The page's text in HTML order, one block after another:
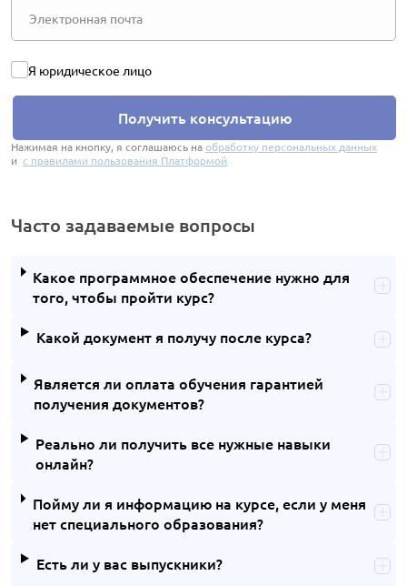
Я юридическое лицо
Получить консультацию
Нажимая на кнопку, я соглашаюсь наобработку персональных данных
и с правилами пользования Платформой
Часто задаваемые вопросы
Какое программное обеспечение нужно для
того, чтобы пройти курс?
Какой документ я получу после курса?
Является ли оплата обучения гарантией
получения документов?
Реально ли получить все нужные навыки
онлайн?
Пойму ли я информацию на курсе, если у меня
нет специального образования?
Есть ли у вас выпускники?